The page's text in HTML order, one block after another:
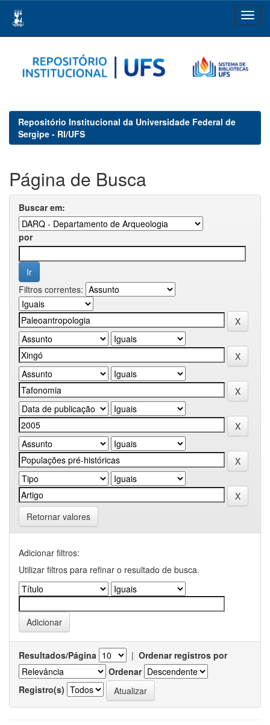
navigation
Repositório Institucional da Universidade Federal de
Sergipe - RI/UFS
Página de Busca
Buscar em:
por
Filtros correntes:
Retornar valores
Adicionar filtros:
Utilizar filtros para refinar o resultado de busca.
Resultados/Página | Ordenar registros por
Ordenar
Registro(s)